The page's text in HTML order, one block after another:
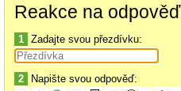
Reakce na odpověď
1 Zadajte svou přezdívku:
2 Napište svou odpověď: